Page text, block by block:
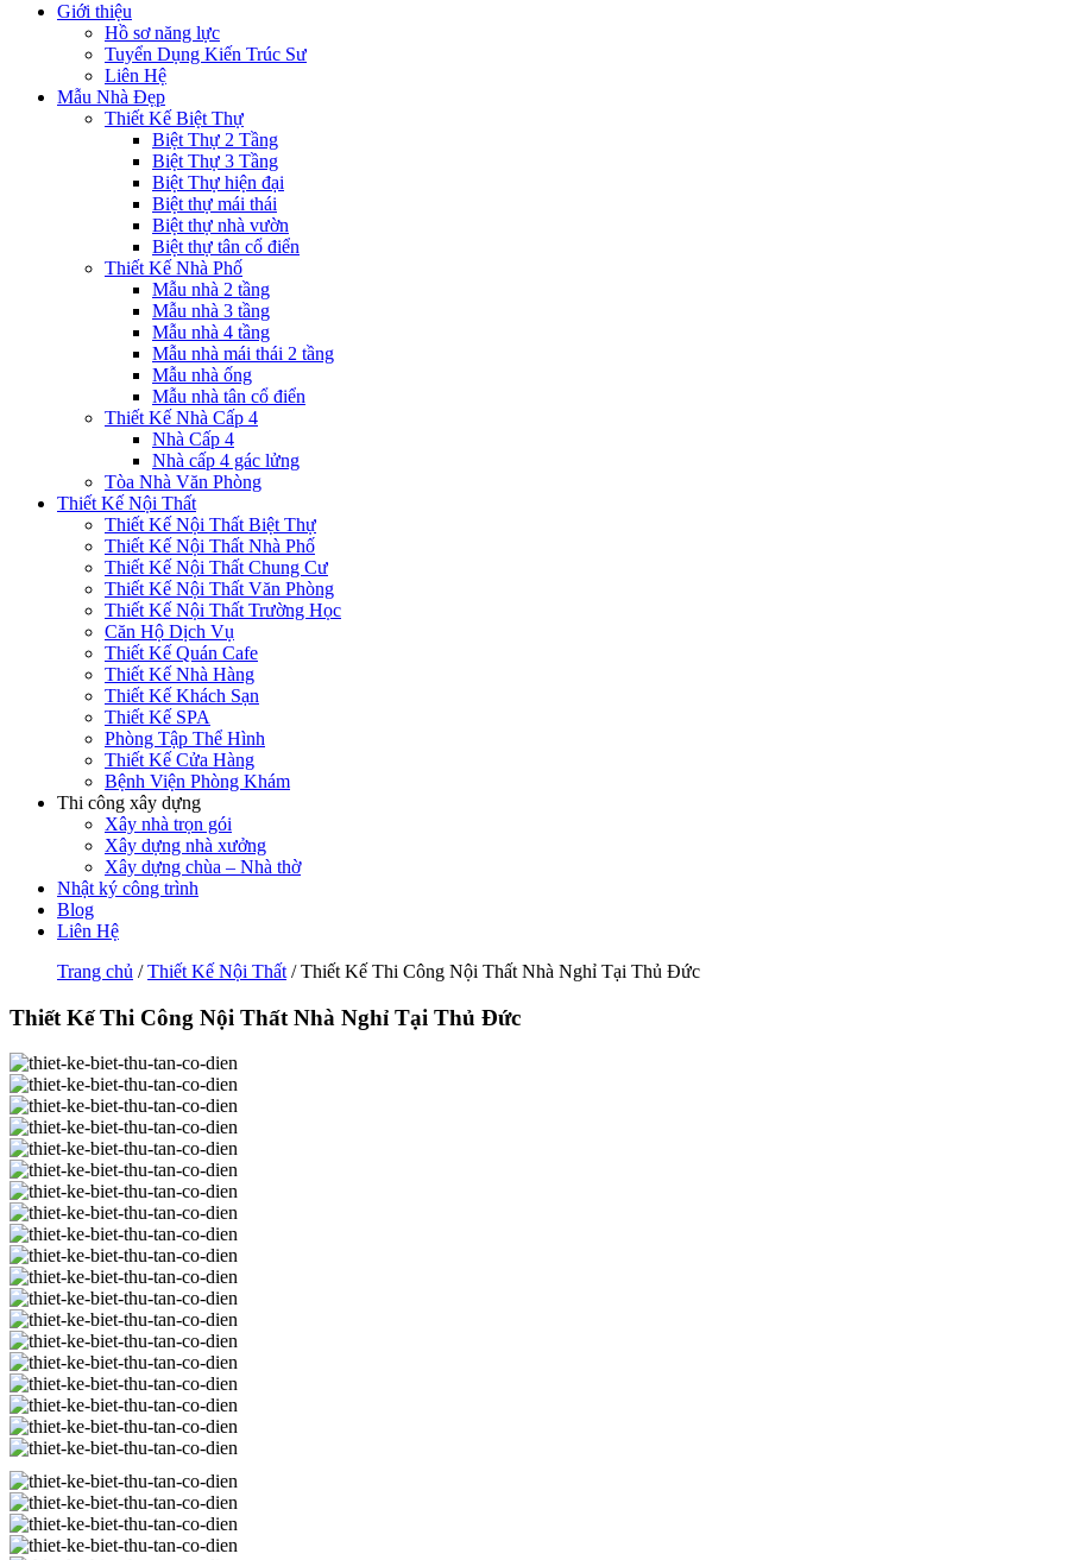
Giới thiệu
Hồ sơ năng lực
Tuyển Dụng Kiến Trúc Sư
Liên Hệ
Mẫu Nhà Đẹp
Thiết Kế Biệt Thự
Biệt Thự 2 Tầng
Biệt Thự 3 Tầng
Biệt Thự hiện đại
Biệt thự mái thái
Biệt thự nhà vườn
Biệt thự tân cổ điển
Thiết Kế Nhà Phố
Mẫu nhà 2 tầng
Mẫu nhà 3 tầng
Mẫu nhà 4 tầng
Mẫu nhà mái thái 2 tầng
Mẫu nhà ống
Mẫu nhà tân cổ điển
Thiết Kế Nhà Cấp 4
Nhà Cấp 4
Nhà cấp 4 gác lửng
Tòa Nhà Văn Phòng
Thiết Kế Nội Thất
Thiết Kế Nội Thất Biệt Thự
Thiết Kế Nội Thất Nhà Phố
Thiết Kế Nội Thất Chung Cư
Thiết Kế Nội Thất Văn Phòng
Thiết Kế Nội Thất Trường Học
Căn Hộ Dịch Vụ
Thiết Kế Quán Cafe
Thiết Kế Nhà Hàng
Thiết Kế Khách Sạn
Thiết Kế SPA
Phòng Tập Thể Hình
Thiết Kế Cửa Hàng
Bệnh Viện Phòng Khám
Thi công xây dựng
Xây nhà trọn gói
Xây dựng nhà xưởng
Xây dựng chùa – Nhà thờ
Nhật ký công trình
Blog
Liên Hệ
Trang chủ /Thiết Kế Nội Thất / Thiết Kế Thi Công Nội Thất Nhà Nghỉ Tại Thủ Đức
Thiết Kế Thi Công Nội Thất Nhà Nghỉ Tại Thủ Đức